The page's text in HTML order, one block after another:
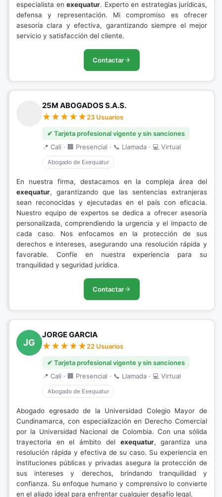
especialista en exequatur. Experto en estrategias jurídicas,
defensa y representación. Mi compromiso es ofrecer
asesoría clara y efectiva, garantizando siempre el mejor
servicio y satisfacción del cliente.
Contactar
25M ABOGADOS S.A.S.
23 Usuarios
✔ Tarjeta profesional vigente y sin sanciones
📍 Cali · 🏢 Presencial · 📞 Llamada · 💻 Virtual
Abogado de Exequatur
En nuestra firma, destacamos en la compleja área del
exequatur, garantizando que las sentencias extranjeras
sean reconocidas y ejecutadas en el país con eficacia.
Nuestro equipo de expertos se dedica a ofrecer asesoría
personalizada, comprendiendo la urgencia y el impacto de
cada caso. Nos enfocamos en la protección de sus
derechos e intereses, asegurando una resolución rápida y
favorable. Confíe en nuestra experiencia para su
tranquilidad y seguridad jurídica.
Contactar
JG
JORGE GARCIA
22 Usuarios
✔ Tarjeta profesional vigente y sin sanciones
📍 Cali · 🏢 Presencial · 📞 Llamada · 💻 Virtual
Abogado de Exequatur
Abogado egresado de la Universidad Colegio Mayor de
Cundinamarca, con especialización en Derecho Comercial
por la Universidad Nacional de Colombia. Con una sólida
trayectoria en el ámbito del exequatur, garantiza una
resolución rápida y efectiva de su caso. Su experiencia en
instituciones públicas y privadas asegura la protección de
sus intereses y derechos, brindando tranquilidad y
confianza. Su enfoque humano y comprensivo lo convierte
en el aliado ideal para enfrentar cualquier desafío legal.